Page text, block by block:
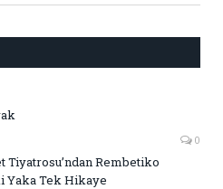
0
Tiyatrosu’ndan Rembetiko
Yaka Tek Hikaye